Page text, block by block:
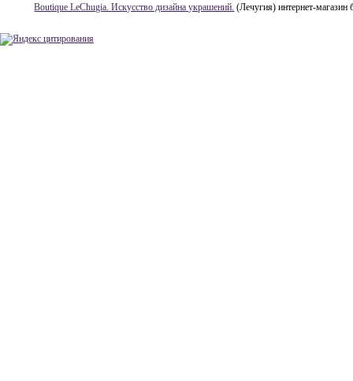
Boutique LeChugia. Искусство дизайна украшений. (Лечугия) интернет-